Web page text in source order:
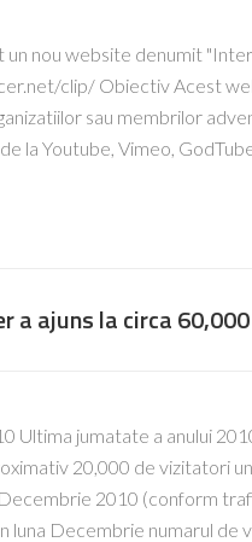
nou website denumit
clip/ Obiectiv Acest
sau membrilor
la Youtube, Vimeo,
a ajuns la circa
Ultima jumatate a anului
20,000 de vizitatori
2010 (conform
luna Decembrie numarul de